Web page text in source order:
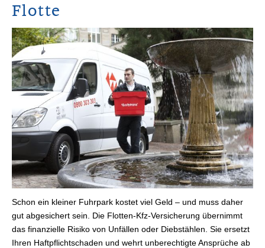
Flotte
Schon ein kleiner Fuhrpark kostet viel Geld – und muss daher
gut abgesichert sein. Die Flotten-Kfz-Versicherung übernimmt
das finanzielle Risiko von Unfällen oder Diebstählen. Sie ersetzt
Ihren Haft­pflichtschaden und wehrt unberechtigte Ansprüche ab